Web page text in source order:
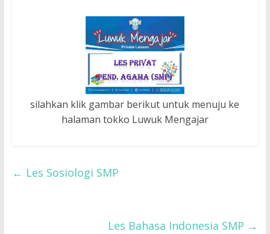
silahkan klik gambar berikut untuk menuju ke
halaman tokko Luwuk Mengajar
← Les Sosiologi SMP
Les Bahasa Indonesia SMP →